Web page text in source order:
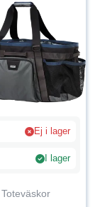
Ej i lager
I lager
Toteväskor